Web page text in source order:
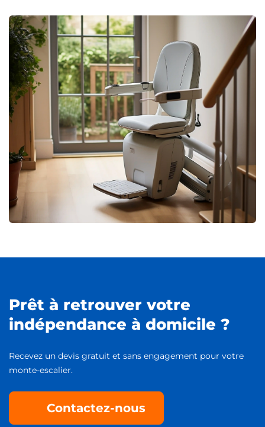
Prêt à retrouver votre
indépendance à domicile ?
Recevez un devis gratuit et sans engagement pour votre
monte-escalier.
Contactez-nous